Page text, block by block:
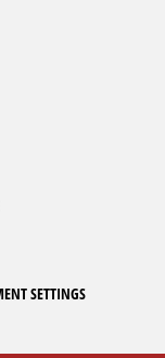
SETTINGS